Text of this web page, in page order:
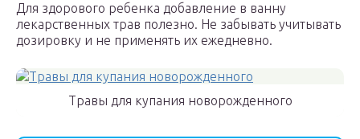
Для здорового ребенка добавление в ванну
лекарственных трав полезно. Не забывать учитывать
дозировку и не применять их ежедневно.
Травы для купания новорожденного